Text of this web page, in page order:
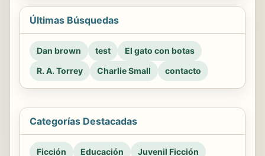
Últimas Búsquedas
Dan brown test
El gato con botas
R. A. Torrey
Charlie Small contacto
Categorías Destacadas
Ficción Educación
Juvenil Ficción